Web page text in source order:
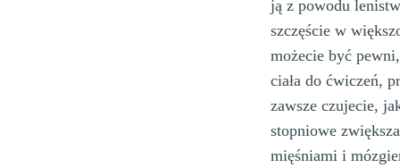
ją z powodu
szczęście w
możecie być
ciała do ćwiczeń,
zawsze czujecie,
stopniowe
mięśniami i